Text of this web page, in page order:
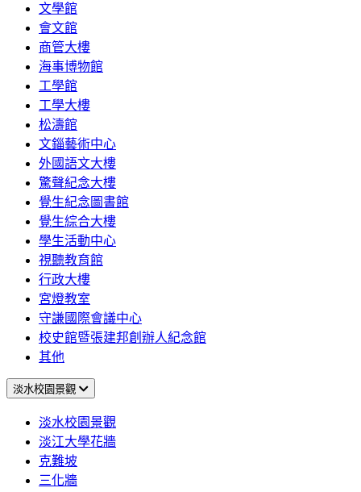
文學館
會文館
商管大樓
海事博物館
工學館
工學大樓
松濤館
文錙藝術中心
外國語文大樓
驚聲紀念大樓
覺生紀念圖書館
覺生綜合大樓
學生活動中心
視聽教育館
行政大樓
宮燈教室
守謙國際會議中心
校史館暨張建邦創辦人紀念館
其他
淡水校園景觀
淡水校園景觀
淡江大學花牆
克難坡
三化牆